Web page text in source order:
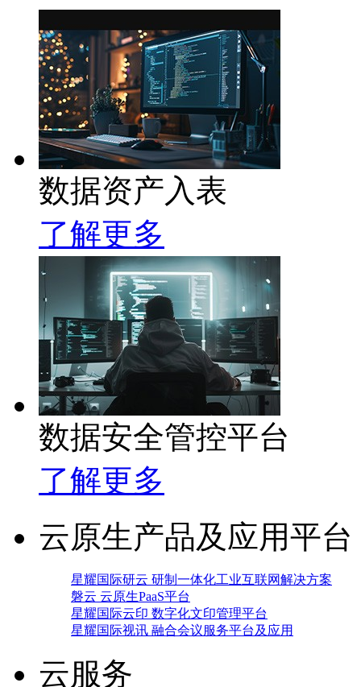
数据资产入表
了解更多
数据安全管控平台
了解更多
云原生产品及应用平台
星耀国际研云 研制一体化工业互联网解决方案
磐云 云原生PaaS平台
星耀国际云印 数字化文印管理平台
星耀国际视讯 融合会议服务平台及应用
云服务